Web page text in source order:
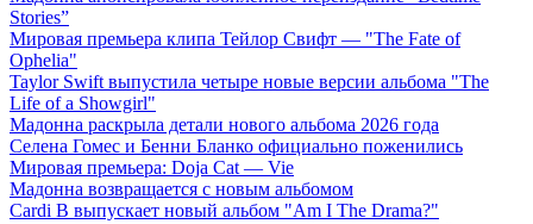
Stories”
Мировая премьера клипа Тейлор Свифт — "The Fate of
Ophelia"
Taylor Swift выпустила четыре новые версии альбома "The
Life of a Showgirl"
Мадонна раскрыла детали нового альбома 2026 года
Селена Гомес и Бенни Бланко официально поженились
Мировая премьера: Doja Cat — Vie
Мадонна возвращается с новым альбомом
Cardi B выпускает новый альбом "Am I The Drama?"